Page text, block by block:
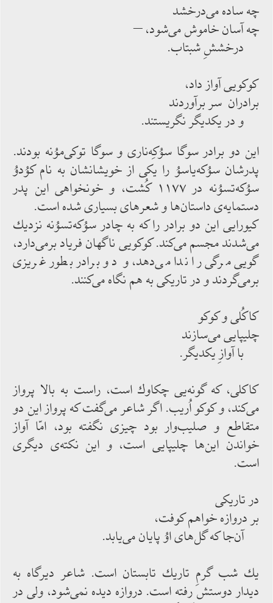
چه ساده می‌‌درخشد
چه آسان خاموش ‌‌می‌‌شود، –
درخششِ شبتاب.
كوكویی آواز داد،
برادران سر برآوردند
و در یكدیگر نگریستند.
این دو برادر سوگا سوُكِه‌‌ناری و سوگا توكی‌‌موُنه بودند.
پدرشان سوُكه‌‌یاسوُ را یكی از خویشانشان به نام كوُدوُ
سوُكه‌‌تسوُنه در ۱۱۷۷ كُشت، و خونخواهی این پدر
دستمایه‌‌ی داستان‌‌ها و شعرهای بسیاری شده ‌‌است.
كیورایی این دو برادر را كه به چادر سوُكه‌‌تسوُنه نزدیك
می‌‌شدند مجسم ‌‌می‌‌كند. كوكویی ناگهان فریاد برمی‌‌دارد،
گویی مرگی را ندا می‌‌دهد، و دو برادر بطور غریزی
برمی‌‌گردند و در تاریكی به ‌‌هم نگاه‌‌ می‌‌كنند.
كاكُلی و كوكو
چلیپایی می‌‌سازند
با آوازِ یكدیگر.
كاكلی، كه گونه‌‌یی چكاوك ‌‌است، راست به‌‌ بالا پرواز
می‌‌كند، و كوكو اُریب. اگر شاعر می‌‌گفت كه پرواز این دو
متقاطع و صلیب‌‌وار بود چیزی نگفته ‌‌بود، امّا آواز
خواندن این‌‌ها چلیپایی است، و این نكته‌‌ی دیگری
است.
در تاریكی
بر دروازه خواهم ‌‌كوفت،
آن‌‌جا كه گل‌‌های اوُ پایان ‌‌می‌‌یابد.
یك شب گرمِ تاریك تابستان است. شاعر دیرگاه به
دیدار دوستش رفته ‌‌است. دروازه دیده ‌‌نمی‌‌شود، ولی در